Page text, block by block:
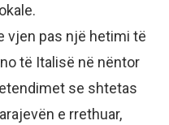
vjen pas një hetimi të
të Italisë në nëntor
se shtetas
e rrethuar,